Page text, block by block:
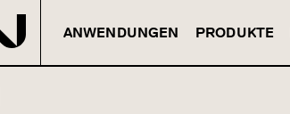
ANWENDUNGEN PRODUKTE